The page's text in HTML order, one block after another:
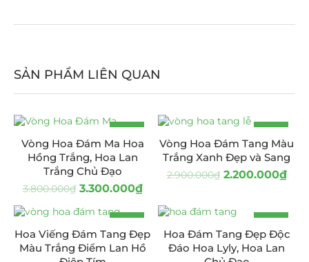
SẢN PHẨM LIÊN QUAN
-13%
Vòng Hoa Đám Ma Hoa
Hồng Trắng, Hoa Lan
Trắng Chủ Đạo
3.800.000₫ 3.300.000₫
-24%
Vòng Hoa Đám Tang Màu
Trắng Xanh Đẹp và Sang
2.900.000₫ 2.200.000₫
-27%
Hoa Viếng Đám Tang Đẹp
Màu Trắng Điểm Lan Hồ
-11%
Hoa Đám Tang Đẹp Độc
Đáo Hoa Lyly, Hoa Lan